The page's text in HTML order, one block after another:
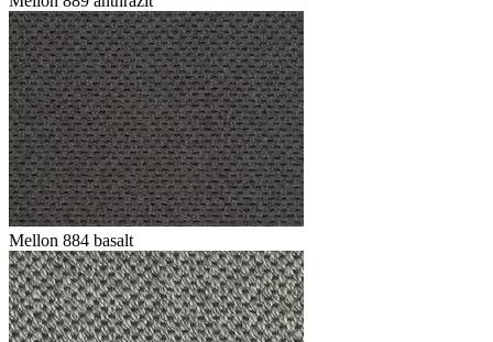
Mellon 884 basalt